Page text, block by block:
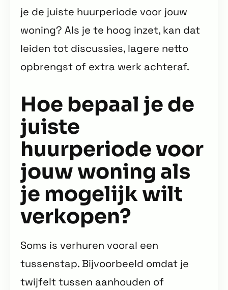
je de juiste huurperiode voor jouw
woning? Als je te hoog inzet, kan dat
leiden tot discussies, lagere netto
opbrengst of extra werk achteraf.
Hoe bepaal je de
juiste
huurperiode voor
jouw woning als
je mogelijk wilt
verkopen?
Soms is verhuren vooral een
tussenstap. Bijvoorbeeld omdat je
twijfelt tussen aanhouden of